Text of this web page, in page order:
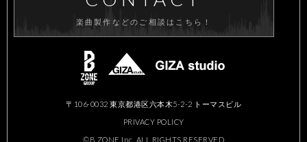
〒106-0032 東京都港区六本木5-2-2 トーマスビル
PRIVACY POLICY
©B ZONE,Inc. ALL RIGHTS RESERVED
楽曲製作などのご相談はこちら！